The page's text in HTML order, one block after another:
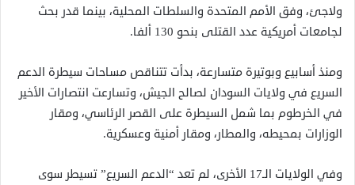
ولاجئ، وفق الأمم المتحدة والسلطات المحلية، بينما قدر بحث
لجامعات أمريكية عدد القتلى بنحو 130 ألفا.
ومنذ أسابيع وبوتيرة متسارعة، بدأت تتناقص مساحات سيطرة الدعم
السريع في ولايات السودان لصالح الجيش، وتسارعت انتصارات الأخير
في الخرطوم بما شمل السيطرة على القصر الرئاسي، ومقار
الوزارات بمحيطه، والمطار، ومقار أمنية وعسكرية.
وفي الولايات الـ17 الأخرى، لم تعد “الدعم السريع” تسيطر سوى